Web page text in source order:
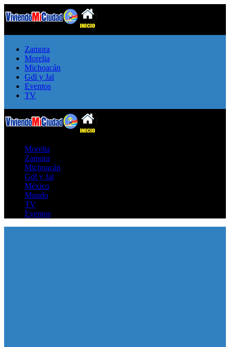
Zamora
Morelia
Michoacán
Gdl y Jal
Eventos
TV
Morelia
Zamora
Michoacán
Gdl y Jal
México
Mundo
TV
Eventos